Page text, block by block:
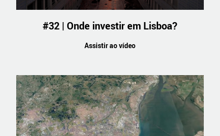
#32 | Onde investir em Lisboa?
Assistir ao vídeo